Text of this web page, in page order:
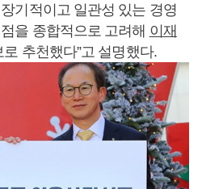
기적이고 일관성 있는 경영
을 종합적으로 고려해 이재
추천했다”고 설명했다.